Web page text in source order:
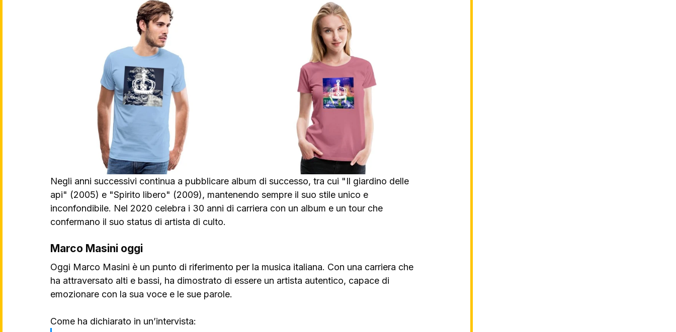
Negli anni successivi continua a pubblicare album di successo, tra cui "Il giardino delle
api" (2005) e "Spirito libero" (2009), mantenendo sempre il suo stile unico e
inconfondibile. Nel 2020 celebra i 30 anni di carriera con un album e un tour che
confermano il suo status di artista di culto.
Marco Masini oggi
Oggi Marco Masini è un punto di riferimento per la musica italiana. Con una carriera che
ha attraversato alti e bassi, ha dimostrato di essere un artista autentico, capace di
emozionare con la sua voce e le sue parole.
Come ha dichiarato in un’intervista: